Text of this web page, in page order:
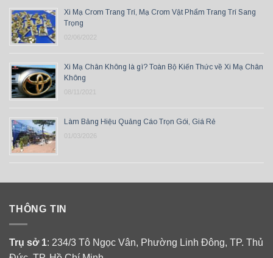
Xi Mạ Crom Trang Trí, Mạ Crom Vật Phẩm Trang Trí Sang
Trọng
02/06/2022
Xi Mạ Chân Không là gì? Toàn Bộ Kiến Thức về Xi Mạ Chân
Không
08/11/2021
Làm Bảng Hiệu Quảng Cáo Trọn Gói, Giá Rẻ
01/03/2026
THÔNG TIN
Trụ sở 1: 234/3 Tô Ngọc Vân, Phường Linh Đông, TP. Thủ